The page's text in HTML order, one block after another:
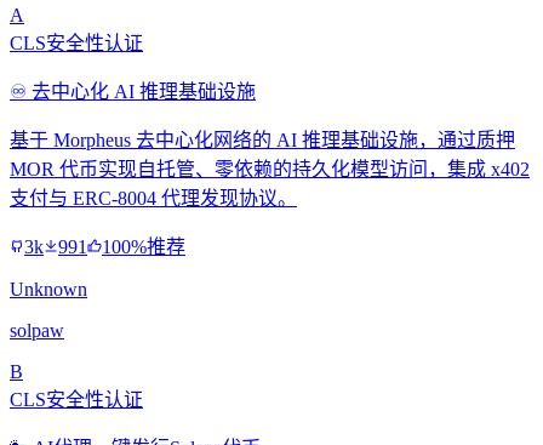
A
CLS安全性认证
♾️ 去中心化 AI 推理基础设施
基于 Morpheus 去中心化网络的 AI 推理基础设施，通过质押
MOR 代币实现自托管、零依赖的持久化模型访问，集成 x402
支付与 ERC-8004 代理发现协议。
3k 991 100%推荐
Unknown
solpaw
B
CLS安全性认证